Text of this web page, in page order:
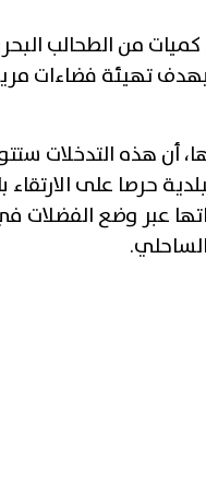
من الطحالب
تهيئة فضاءات
أن هذه التدخلات
حرصا على الارتقاء
عبر وضع الفضلات